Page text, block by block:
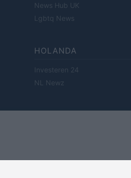
News Hub UK
Lgbtq News
HOLANDA
Investeren 24
NL Newz